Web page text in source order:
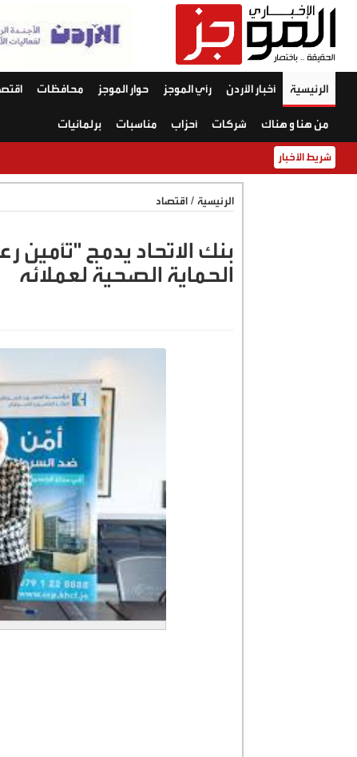
الرئيسية أخبار الأردن رأي الموجز حوار الموجز محافظات
من هنا و هناك شركات أحزاب مناسبات برلمانيات
شريط الأخبار
الرئيسية / اقتصاد
بنك الاتحاد يدمج "تأمين
الحماية الصحية لعملائه